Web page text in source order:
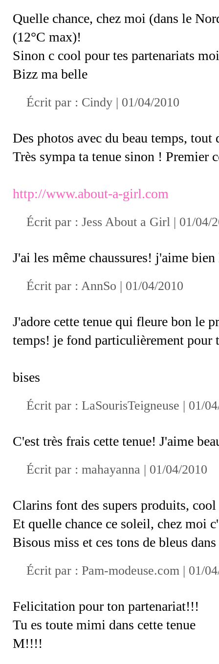
Quelle chance, chez moi (dans le
(12°C max)!
Sinon c cool pour tes partenariats
Bizz ma belle
Écrit par : Cindy | 01/04/2010
Des photos avec du beau temps,
Très sympa ta tenue sinon ! Premier
http://www.about-a-girl.com
Écrit par : Jess About a Girl | 01/04/
J'ai les même chaussures! j'aime
Écrit par : AnnSo | 01/04/2010
J'adore cette tenue qui fleure bon le
temps! je fond particulièrement pour
bises
Écrit par : LaSourisTeigneuse | 01/
C'est très frais cette tenue! J'aime
Écrit par : mahayanna | 01/04/2010
Clarins font des supers produits,
Et quelle chance ce soleil, chez moi
Bisous miss et ces tons de bleus
Écrit par : Pam-modeuse.com | 01/
Felicitation pour ton partenariat!!!
Tu es toute mimi dans cette tenue
M!!!!